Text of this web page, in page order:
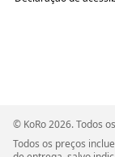
© KoRo 2026. Todos
Todos os preços